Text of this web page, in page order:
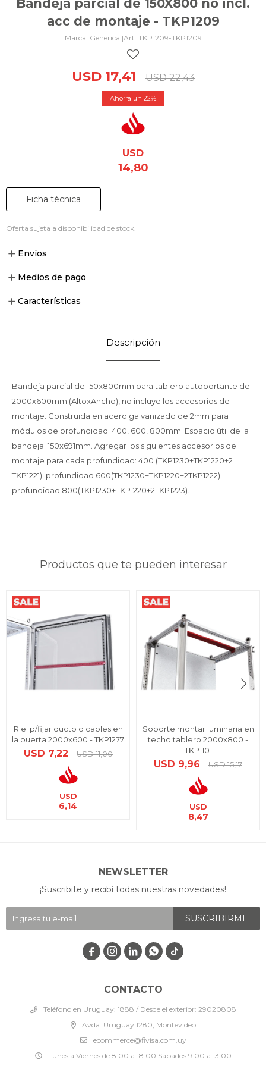
Bandeja parcial de 150X800 no incl.
acc de montaje - TKP1209
Generica | TKP1209-TKP1209
USD 17,41 USD 22,43
22
USD
14,80
Ficha técnica
Oferta sujeta a disponibilidad de stock.
Envíos
Medios de pago
Características
Descripción
Bandeja parcial de 150x800mm para tablero autoportante de
2000x600mm (AltoxAncho), no incluye los accesorios de
montaje. Construida en acero galvanizado de 2mm para
módulos de profundidad: 400, 600, 800mm. Espacio útil de la
bandeja: 150x691mm. Agregar los siguientes accesorios de
montaje para cada profundidad: 400 (TKP1230+TKP1220+2
TKP1221); profundidad 600(TKP1230+TKP1220+2TKP1222)
profundidad 800(TKP1230+TKP1220+2TKP1223).
Productos que te pueden interesar
Riel p/fijar ducto o cables en
la puerta 2000x600 - TKP1277
USD 7,22 USD 11,00
USD
6,14
Soporte montar luminaria en
techo tablero 2000x800 -
TKP1101
USD 9,96 USD 15,17
USD
8,47
CONTACTO
Teléfono en Uruguay: 1888 / Desde el exterior: 29020808
Avda. Uruguay 1280, Montevideo
ecommerce@fivisa.com.uy
Lunes a Viernes de 8:00 a 18:00 Sábados 9:00 a 13:00
NEWSLETTER
¡Suscribite y recibí todas nuestras novedades!
SUSCRIBIRME
   